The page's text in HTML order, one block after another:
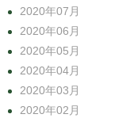
2020年07月
2020年06月
2020年05月
2020年04月
2020年03月
2020年02月